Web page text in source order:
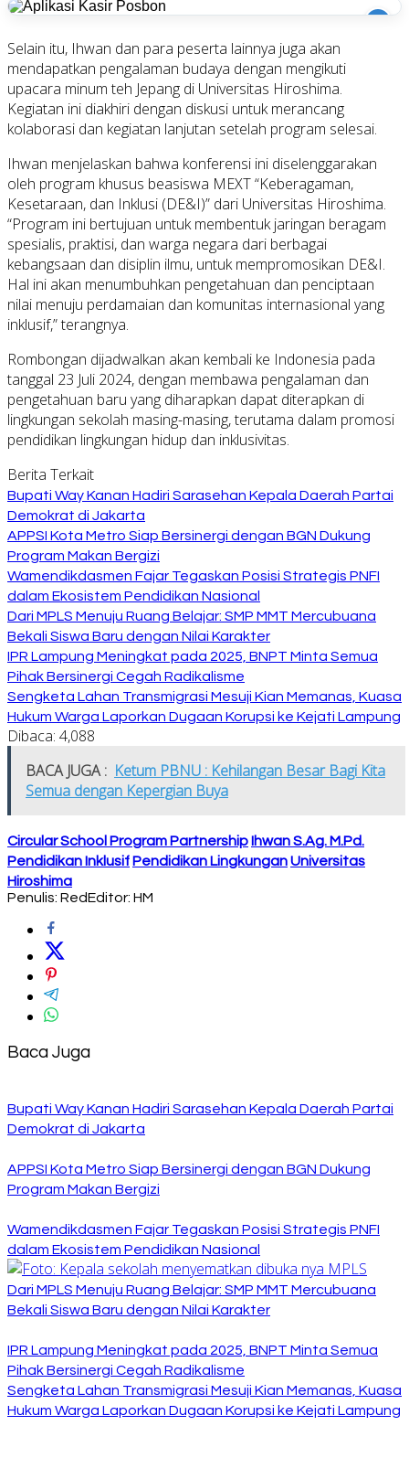
i
Selain itu, Ihwan dan para peserta lainnya juga akan
mendapatkan pengalaman budaya dengan mengikuti
upacara minum teh Jepang di Universitas Hiroshima.
Kegiatan ini diakhiri dengan diskusi untuk merancang
kolaborasi dan kegiatan lanjutan setelah program selesai.
Ihwan menjelaskan bahwa konferensi ini diselenggarakan
oleh program khusus beasiswa MEXT “Keberagaman,
Kesetaraan, dan Inklusi (DE&I)” dari Universitas Hiroshima.
“Program ini bertujuan untuk membentuk jaringan beragam
spesialis, praktisi, dan warga negara dari berbagai
kebangsaan dan disiplin ilmu, untuk mempromosikan DE&I.
Hal ini akan menumbuhkan pengetahuan dan penciptaan
nilai menuju perdamaian dan komunitas internasional yang
inklusif,” terangnya.
Rombongan dijadwalkan akan kembali ke Indonesia pada
tanggal 23 Juli 2024, dengan membawa pengalaman dan
pengetahuan baru yang diharapkan dapat diterapkan di
lingkungan sekolah masing-masing, terutama dalam promosi
pendidikan lingkungan hidup dan inklusivitas.
Berita Terkait
Bupati Way Kanan Hadiri Sarasehan Kepala Daerah Partai
Demokrat di Jakarta
APPSI Kota Metro Siap Bersinergi dengan BGN Dukung
Program Makan Bergizi
Wamendikdasmen Fajar Tegaskan Posisi Strategis PNFI
dalam Ekosistem Pendidikan Nasional
Dari MPLS Menuju Ruang Belajar: SMP MMT Mercubuana
Bekali Siswa Baru dengan Nilai Karakter
IPR Lampung Meningkat pada 2025, BNPT Minta Semua
Pihak Bersinergi Cegah Radikalisme
Sengketa Lahan Transmigrasi Mesuji Kian Memanas, Kuasa
Hukum Warga Laporkan Dugaan Korupsi ke Kejati Lampung
Dibaca: 4,088
BACA JUGA : Ketum PBNU : Kehilangan Besar Bagi Kita
Semua dengan Kepergian Buya
Circular School Program Partnership Ihwan S.Ag. M.Pd.
Pendidikan Inklusif Pendidikan LingkunganUniversitas
Hiroshima
Penulis: RedEditor: HM
Baca Juga
Bupati Way Kanan Hadiri Sarasehan Kepala Daerah Partai
Demokrat di Jakarta
APPSI Kota Metro Siap Bersinergi dengan BGN Dukung
Program Makan Bergizi
Wamendikdasmen Fajar Tegaskan Posisi Strategis PNFI
dalam Ekosistem Pendidikan Nasional
Dari MPLS Menuju Ruang Belajar: SMP MMT Mercubuana
Bekali Siswa Baru dengan Nilai Karakter
IPR Lampung Meningkat pada 2025, BNPT Minta Semua
Pihak Bersinergi Cegah Radikalisme
Sengketa Lahan Transmigrasi Mesuji Kian Memanas, Kuasa
Hukum Warga Laporkan Dugaan Korupsi ke Kejati Lampung